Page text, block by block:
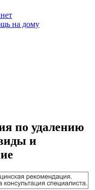
на дому
по удалению
и